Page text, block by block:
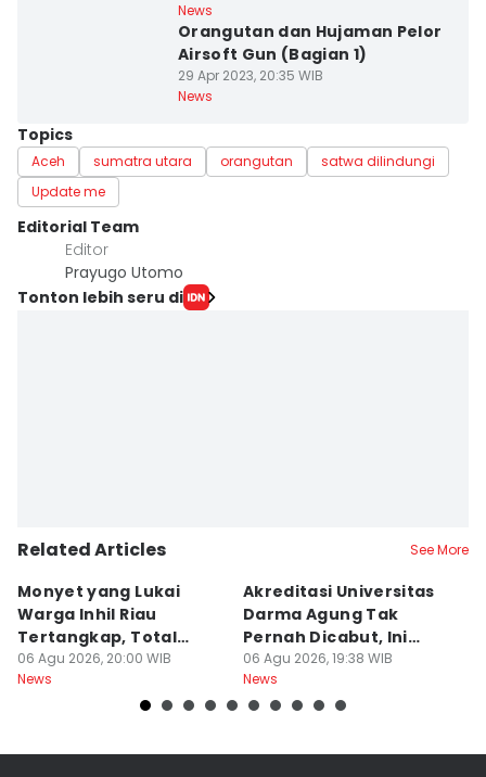
News
Orangutan dan Hujaman Pelor
Airsoft Gun (Bagian 1)
29 Apr 2023, 20:35 WIB
News
Topics
Aceh sumatra utara orangutan
satwa dilindungi
Update me
Editorial Team
Editor
Prayugo Utomo
Tonton lebih seru di
Related Articles See More
Monyet yang Lukai
Warga Inhil Riau
Tertangkap, Total
Korban 19 Orang
06 Agu 2026, 20:00 WIB
News
Akreditasi Universitas
Darma Agung Tak
Pernah Dicabut, Ini
Penjelasan Pihak
Kampus
06 Agu 2026, 19:38 WIB
News